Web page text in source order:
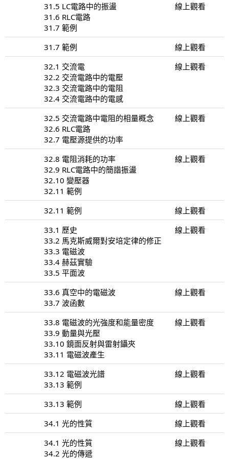
31.5 LC電路中的振盪
31.6 RLC電路
31.7 範例
線上觀看
31.7 範例
線上觀看
32.1 交流電
32.2 交流電路中的電壓
32.3 交流電路中的電阻
32.4 交流電路中的電感
線上觀看
32.5 交流電路中電阻的相量概念
32.6 RLC電路
32.7 電壓源提供的功率
線上觀看
32.8 電阻消耗的功率
32.9 RLC電路中的簡諧振盪
32.10 變壓器
32.11 範例
線上觀看
32.11 範例
線上觀看
33.1 歷史
33.2 馬克斯威爾對安培定律的修正
33.3 電磁波
33.4 赫茲實驗
33.5 平面波
線上觀看
33.6 真空中的電磁波
33.7 波函數
線上觀看
33.8 電磁波的光強度和能量密度
33.9 動量與光壓
33.10 鏡面反射與雷射鑷夾
33.11 電磁波產生
線上觀看
33.12 電磁波光譜
33.13 範例
線上觀看
33.13 範例
線上觀看
34.1 光的性質
線上觀看
34.1 光的性質
34.2 光的傳遞
線上觀看